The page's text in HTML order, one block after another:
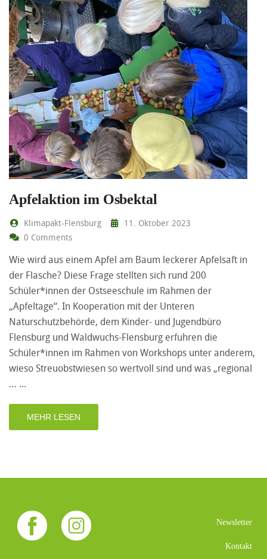
Apfelaktion im Osbektal
Klimapakt-Flensburg
11. Oktober 2023
0 Comments
Wie wird aus einem Apfel am Baum leckerer Apfelsaft in
der Flasche? Diese Frage stellten sich rund 200
Schüler*innen der Ostseeschule im Rahmen der
„Apfeltage“. In Kooperation mit der Unteren
Naturschutzbehörde, dem Kinder- und Jugendbüro
Flensburg und Waldwuchs-Flensburg erfuhren die
Schüler*innen im Rahmen von Workshops unter anderem,
wieso Streuobstwiesen so wertvoll sind und was „regional
…
MEHR LESEN
Newsletter
Kontakt